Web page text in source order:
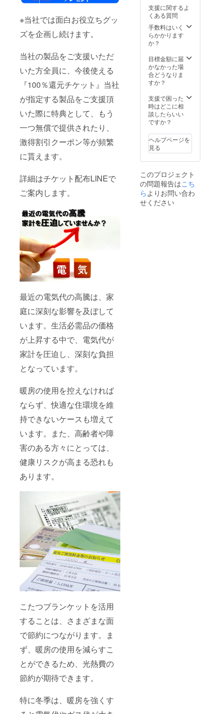
※当社では面白お役立ちグッ
ズを企画し続けます。
当社の製品をご支援いただ
いた方全員に、今後使える
『100％還元チケット』当社
が指定する製品をご支援頂
いた際に特典として、もう
一つ無償で提供されたり、
激得割引クーポン等が頻繁
に貰えます。
詳細はチケット配布LINEで
ご案内します。
最近の電気代の高騰は、家
庭に深刻な影響を及ぼして
います。生活必需品の価格
が上昇する中で、電気代が
家計を圧迫し、深刻な負担
となっています。
暖房の使用を控えなければ
ならず、快適な住環境を維
持できないケースも増えて
います。また、高齢者や障
害のある方々にとっては、
健康リスクが高まる恐れも
あります。
こたつブランケットを活用
することは、さまざまな面
で節約につながります。ま
ず、暖房の使用を減らすこ
とができるため、光熱費の
節約が期待できます。
特に冬季は、暖房を強くす
行っており
ません。
返送に心当
たりのある
数ですがご
自身でご連
絡いただき
ますようお
願いいたし
ます。ご連
き次第、再
配送のお手
続きをいた
します。
●ご連絡や対
応に関して
連絡は
致しま
せん。
活動報
さい。
12月～
2026年
1月を想
定して
おりま
製造状
況によ
り出荷
時期が
場合が
ござい
ます。
※商品代
する為
に工数
削減を
してお
連絡は
致しま
せん。
活動報
告をご
支援に関するよ
くある質問
手数料はいく
らかかります
か？
目標金額に届
かなかった場
合どうなりま
すか？
支援で困った
時はどこに相
談したらいい
ですか？
ヘルプページを
見る
このプロジェクト
の問題報告はこち
らよりお問い合わ
せください